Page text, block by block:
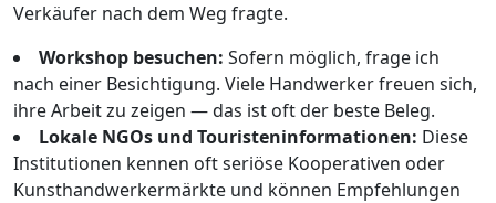
Verkäufer nach dem Weg fragte.
Workshop besuchen: Sofern möglich, frage ich
nach einer Besichtigung. Viele Handwerker freuen sich,
ihre Arbeit zu zeigen — das ist oft der beste Beleg.
Lokale NGOs und Touristeninformationen: Diese
Institutionen kennen oft seriöse Kooperativen oder
Kunsthandwerkermärkte und können Empfehlungen